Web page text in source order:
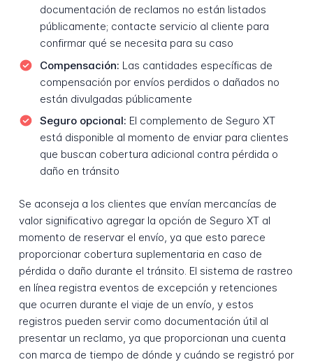
documentación de reclamos no están listados
públicamente; contacte servicio al cliente para
confirmar qué se necesita para su caso
Compensación: Las cantidades específicas de
compensación por envíos perdidos o dañados no
están divulgadas públicamente
Seguro opcional: El complemento de Seguro XT
está disponible al momento de enviar para clientes
que buscan cobertura adicional contra pérdida o
daño en tránsito
Se aconseja a los clientes que envían mercancías de
valor significativo agregar la opción de Seguro XT al
momento de reservar el envío, ya que esto parece
proporcionar cobertura suplementaria en caso de
pérdida o daño durante el tránsito. El sistema de rastreo
en línea registra eventos de excepción y retenciones
que ocurren durante el viaje de un envío, y estos
registros pueden servir como documentación útil al
presentar un reclamo, ya que proporcionan una cuenta
con marca de tiempo de dónde y cuándo se registró por